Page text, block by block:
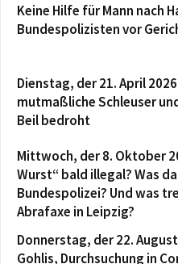
Keine Hilfe für Mann nach
Bundespolizisten vor
Dienstag, der 21. April
mutmaßliche Schleuser
Beil bedroht
Mittwoch, der 8. Oktober
Wurst“ bald illegal? Was
Bundespolizei? Und was
Abrafaxe in Leipzig?
Donnerstag, der 22.
Gohlis, Durchsuchung in